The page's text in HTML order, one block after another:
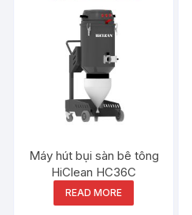
Máy hút bụi sàn bê tông
HiClean HC36C
READ MORE